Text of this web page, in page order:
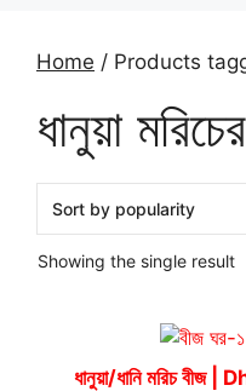
Home / Products
ধানুয়া
Showing the single result
ধানুয়া/ধানি মরিচ